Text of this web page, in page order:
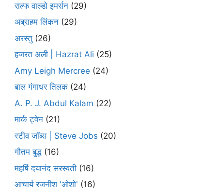
राल्फ वाल्डो इमर्सन (29)
अब्राहम लिंकन (29)
अरस्तु (26)
हजरत अली | Hazrat Ali (25)
Amy Leigh Mercree (24)
बाल गंगाधर तिलक (24)
A. P. J. Abdul Kalam (22)
मार्क ट्वेन (21)
स्टीव जॉब्स | Steve Jobs (20)
गौतम बुद्ध (16)
महर्षि दयानंद सरस्वती (16)
आचार्य रजनीश 'ओशो' (16)